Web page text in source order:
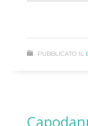
PUBBLICATO IL